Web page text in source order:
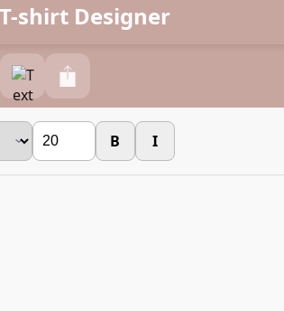
shirt Designer
B I